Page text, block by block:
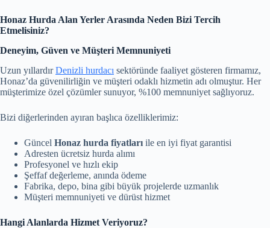
Honaz Hurda Alan Yerler Arasında Neden Bizi Tercih
Etmelisiniz?
Deneyim, Güven ve Müşteri Memnuniyeti
Uzun yıllardırDenizli hurdacı sektöründe faaliyet gösteren firmamız,
Honaz’da güvenilirliğin ve müşteri odaklı hizmetin adı olmuştur. Her
müşterimize özel çözümler sunuyor, %100 memnuniyet sağlıyoruz.
Bizi diğerlerinden ayıran başlıca özelliklerimiz:
Güncel Honaz hurda fiyatları ile en iyi fiyat garantisi
Adresten ücretsiz hurda alımı
Profesyonel ve hızlı ekip
Şeffaf değerleme, anında ödeme
Fabrika, depo, bina gibi büyük projelerde uzmanlık
Müşteri memnuniyeti ve dürüst hizmet
Hangi Alanlarda Hizmet Veriyoruz?